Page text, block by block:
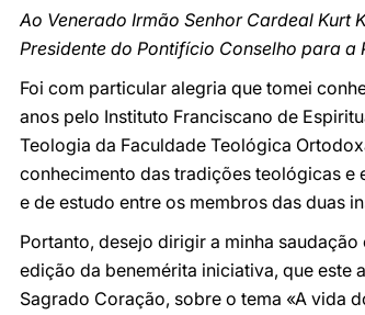
Ao Venerado Irmão Senhor Cardeal Kurt
Presidente do Pontifício Conselho para
Foi com particular alegria que tomei
anos pelo Instituto Franciscano de
Teologia da Faculdade Teológica
conhecimento das tradições teológicas e
e de estudo entre os membros das duas
Portanto, desejo dirigir a minha
edição da benemérita iniciativa, que este
Sagrado Coração, sobre o tema «A vida